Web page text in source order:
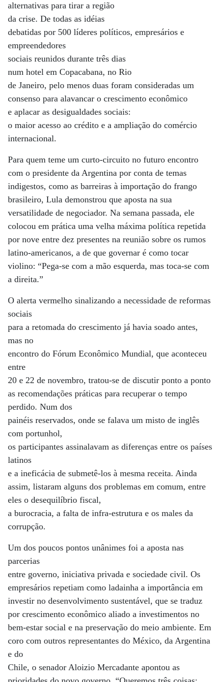
alternativas para tirar a região
da crise. De todas as idéias
debatidas por 500 líderes políticos, empresários e
empreendedores
sociais reunidos durante três dias
num hotel em Copacabana, no Rio
de Janeiro, pelo menos duas foram consideradas um
consenso para alavancar o crescimento econômico
e aplacar as desigualdades sociais:
o maior acesso ao crédito e a ampliação do comércio
internacional.
Para quem teme um curto-circuito no futuro encontro
com o presidente da Argentina por conta de temas
indigestos, como as barreiras à importação do frango
brasileiro, Lula demonstrou que aposta na sua
versatilidade de negociador. Na semana passada, ele
colocou em prática uma velha máxima política repetida
por nove entre dez presentes na reunião sobre os rumos
latino-americanos, a de que governar é como tocar
violino: “Pega-se com a mão esquerda, mas toca-se com
a direita.”
O alerta vermelho sinalizando a necessidade de reformas
sociais
para a retomada do crescimento já havia soado antes,
mas no
encontro do Fórum Econômico Mundial, que aconteceu
entre
20 e 22 de novembro, tratou-se de discutir ponto a ponto
as recomendações práticas para recuperar o tempo
perdido. Num dos
painéis reservados, onde se falava um misto de inglês
com portunhol,
os participantes assinalavam as diferenças entre os países
latinos
e a ineficácia de submetê-los à mesma receita. Ainda
assim, listaram alguns dos problemas em comum, entre
eles o desequilíbrio fiscal,
a burocracia, a falta de infra-estrutura e os males da
corrupção.
Um dos poucos pontos unânimes foi a aposta nas
parcerias
entre governo, iniciativa privada e sociedade civil. Os
empresários repetiam como ladainha a importância em
investir no desenvolvimento sustentável, que se traduz
por crescimento econômico aliado a investimentos no
bem-estar social e na preservação do meio ambiente. Em
coro com outros representantes do México, da Argentina
e do
Chile, o senador Aloizio Mercadante apontou as